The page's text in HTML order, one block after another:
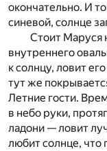
окончательно. И
синевой, солнце
Стоит Маруся
внутреннего
к солнцу, ловит
тут же
Летние гости.
в небо руки,
ладони — ловит
любит солнце, что